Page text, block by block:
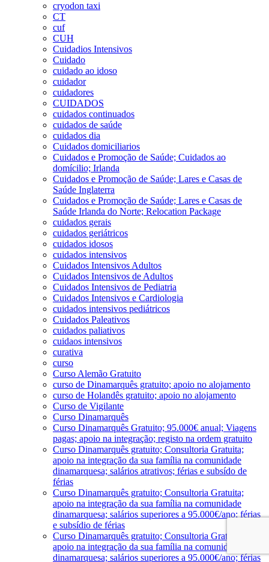
cryodon taxi
CT
cuf
CUH
Cuidadios Intensivos
Cuidado
cuidado ao idoso
cuidador
cuidadores
CUIDADOS
cuidados continuados
cuidados de saúde
cuidados dia
Cuidados domiciliarios
Cuidados e Promoção de Saúde; Cuidados ao
domícilio; Irlanda
Cuidados e Promoção de Saúde; Lares e Casas de
Saúde Inglaterra
Cuidados e Promoção de Saúde; Lares e Casas de
Saúde Irlanda do Norte; Relocation Package
cuidados gerais
cuidados geriátricos
cuidados idosos
cuidados intensivos
Cuidados Intensivos Adultos
Cuidados Intensivos de Adultos
Cuidados Intensivos de Pediatria
Cuidados Intensivos e Cardiologia
cuidados intensivos pediátricos
Cuidados Paleativos
cuidados paliativos
cuidaos intensivos
curativa
curso
Curso Alemão Gratuito
curso de Dinamarquês gratuito; apoio no alojamento
curso de Holandês gratuito; apoio no alojamento
Curso de Vigilante
Curso Dinamarquês
Curso Dinamarquês Gratuito; 95.000€ anual; Viagens
pagas; apoio na integração; registo na ordem gratuito
Curso Dinamarquês gratuito; Consultoria Gratuita;
apoio na integração da sua família na comunidade
dinamarquesa; salários atrativos; férias e subsído de
férias
Curso Dinamarquês gratuito; Consultoria Gratuita;
apoio na integração da sua família na comunidade
dinamarquesa; salários superiores a 95.000€/ano; férias
e subsídio de férias
Curso Dinamarquês gratuito; Consultoria Gratuita;
apoio na integração da sua família na comunidade
dinamarquesa; salários superiores a 95.000€/ano; férias